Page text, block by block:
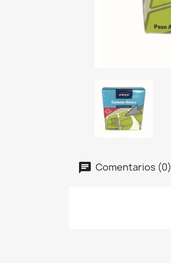
Comentarios (0)